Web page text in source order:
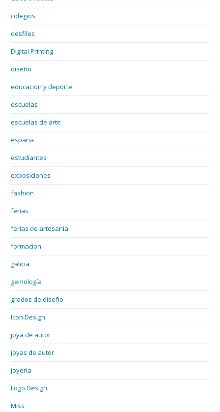
colegios
desfiles
Digital Printing
diseño
educacion y deporte
escuelas
escuelas de arte
españa
estudiantes
exposiciones
fashion
ferias
ferias de artesania
formacion
galicia
gemología
grados de diseño
Icon Design
joya de autor
joyas de autor
joyería
Logo Design
Miss